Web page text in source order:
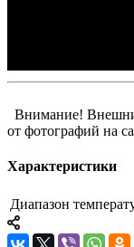
Внимание!
от фотографий на
Характеристики
Диапазон